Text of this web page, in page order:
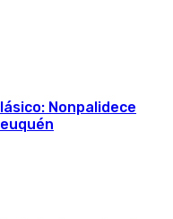
Nonpalidece